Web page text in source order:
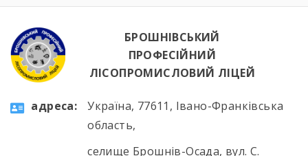
БРОШНІВСЬКИЙ
ПРОФЕСІЙНИЙ
ЛІСОПРОМИСЛОВИЙ ЛІЦЕЙ
aдресa:
Україна, 77611, Івано-Франківська
область,
селище Брошнів-Осада, вул. С.